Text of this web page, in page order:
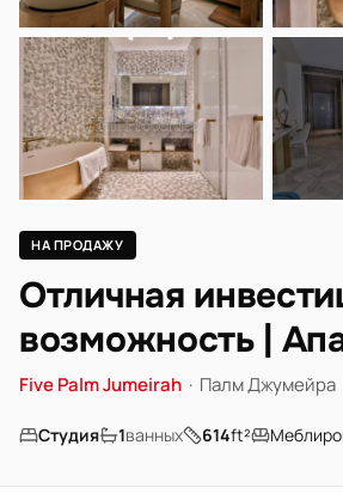
НА ПРОДАЖУ
Отличная
возможность |
Five Palm Jumeirah · Палм Джумейра
Студия 1ванных 614ft²